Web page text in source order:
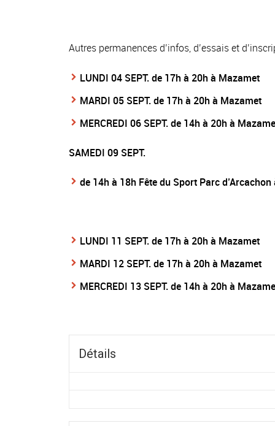
Autres permanences d’infos, d’essais et
LUNDI 04 SEPT. de 17h à 20h à Mazamet
MARDI 05 SEPT. de 17h à 20h à Mazamet
MERCREDI 06 SEPT. de 14h à 20h à
SAMEDI 09 SEPT.
de 14h à 18h Fête du Sport Parc d’Arcachon
LUNDI 11 SEPT. de 17h à 20h à Mazamet
MARDI 12 SEPT. de 17h à 20h à Mazamet
MERCREDI 13 SEPT. de 14h à 20h à
Détails